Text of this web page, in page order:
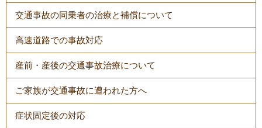
交通事故の同乗者の治療と補償について
高速道路での事故対応
産前・産後の交通事故治療について
ご家族が交通事故に遭われた方へ
症状固定後の対応